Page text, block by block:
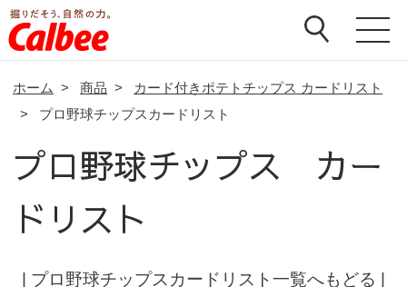
ホーム > 商品 >
カード付きポテトチップス カードリスト
>
プロ野球チップスカードリスト
プロ野球チップス カー
ドリスト
プロ野球チップスカードリスト一覧へもどる